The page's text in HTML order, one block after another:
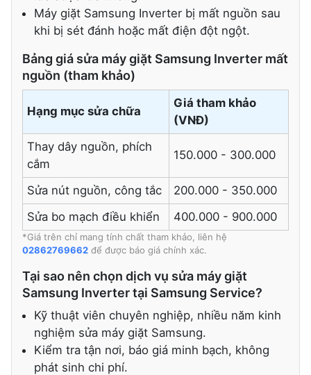
Máy giặt Samsung Inverter bị mất nguồn sau
khi bị sét đánh hoặc mất điện đột ngột.
Bảng giá sửa máy giặt Samsung Inverter mất
nguồn (tham khảo)
Hạng mục sửa chữa
Giá tham khảo
(VNĐ)
Thay dây nguồn, phích
cắm
150.000 - 300.000
Sửa nút nguồn, công tắc
200.000 - 350.000
Sửa bo mạch điều khiển
400.000 - 900.000
*Giá trên chỉ mang tính chất tham khảo, liên hệ
02862769662 để được báo giá chính xác.
Tại sao nên chọn dịch vụ sửa máy giặt
Samsung Inverter tại Samsung Service?
Kỹ thuật viên chuyên nghiệp, nhiều năm kinh
nghiệm sửa máy giặt Samsung.
Kiểm tra tận nơi, báo giá minh bạch, không
phát sinh chi phí.